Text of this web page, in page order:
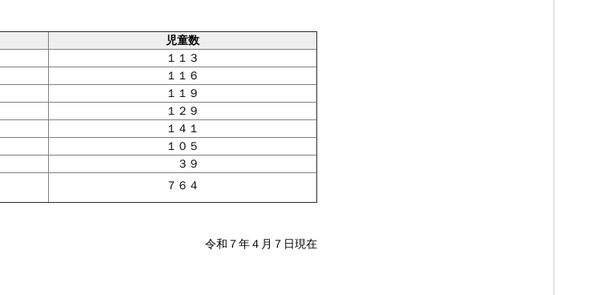
児童数
１１３
１１６
１１９
１２９
１４１
１０５
３９
７６４
令和７年４月７日現在